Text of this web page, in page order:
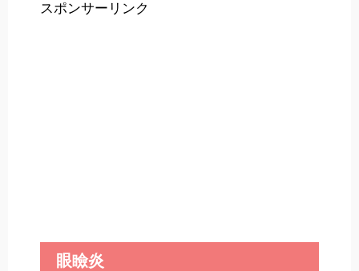
スポンサーリンク
眼瞼炎